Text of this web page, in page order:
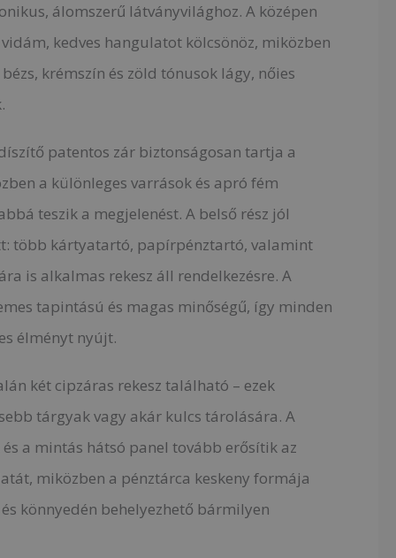
álomszerű látványvilághoz. A középen
kedves hangulatot kölcsönöz, miközben
krémszín és zöld tónusok lágy, nőies
patentos zár biztonságosan tartja a
a különleges varrások és apró fém
teszik a megjelenést. A belső rész jól
több kártyatartó, papírpénztartó, valamint
is alkalmas rekesz áll rendelkezésre. A
tapintású és magas minőségű, így minden
élményt nyújt.
két cipzáras rekesz található – ezek
tárgyak vagy akár kulcs tárolására. A
a mintás hátsó panel tovább erősítik az
miközben a pénztárca keskeny formája
könnyedén behelyezhető bármilyen